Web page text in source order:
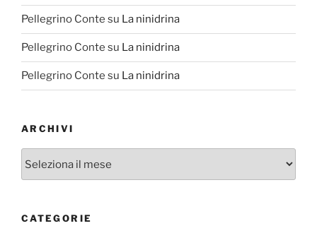
Pellegrino Conte su La ninidrina
Pellegrino Conte su La ninidrina
Pellegrino Conte su La ninidrina
ARCHIVI
CATEGORIE